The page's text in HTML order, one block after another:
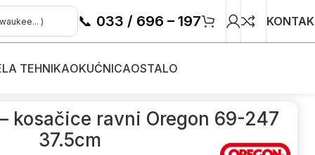
📞 033 / 696 – 197
TEHNIKAOKUĆNICAOSTALO
kosačice ravni Oregon 69-247
37.5cm